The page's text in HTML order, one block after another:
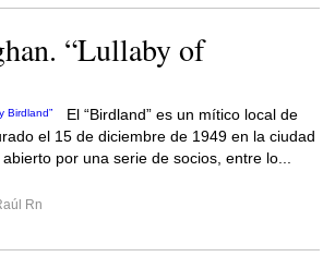
“Lullaby of
El “Birdland” es un mítico local de
el 15 de diciembre de 1949 en la ciudad
por una serie de socios, entre lo...
Rn